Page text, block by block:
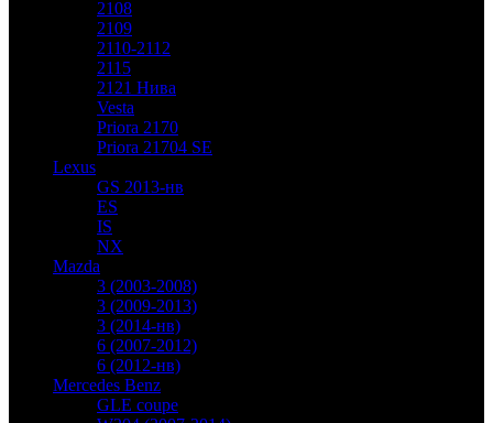
2108
2109
2110-2112
2115
2121 Нива
Vesta
Priora 2170
Priora 21704 SE
Lexus
GS 2013-нв
ES
IS
NX
Mazda
3 (2003-2008)
3 (2009-2013)
3 (2014-нв)
6 (2007-2012)
6 (2012-нв)
Mercedes Benz
GLE coupe